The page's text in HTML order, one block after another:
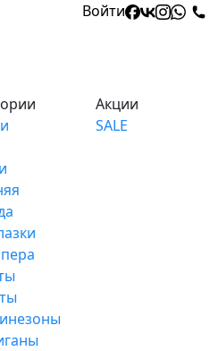
Войти
Акции
SALE